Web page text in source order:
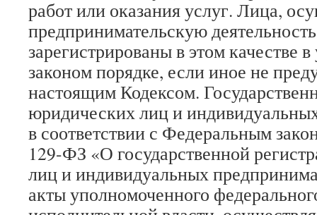
работ или оказания услуг. Лица,
предпринимательскую
зарегистрированы в этом качестве
законом порядке, если иное не
настоящим Кодексом.
юридических лиц и
в соответствии с Федеральным
129-ФЗ «О государственной
лиц и индивидуальных
акты уполномоченного